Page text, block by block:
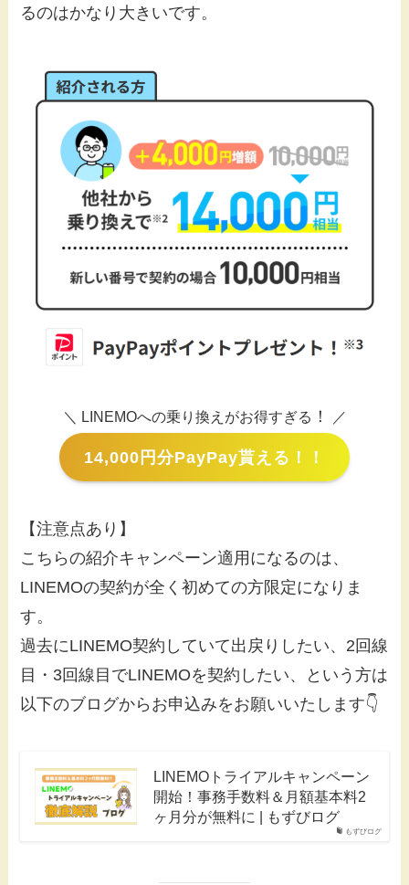
るのはかなり大きいです。
＼ LINEMOへの乗り換えがお得すぎる ！ ／
14,000円分PayPay貰える！！
【注意点あり】
こちらの紹介キャンペーン適用になるのは、
LINEMOの契約が全く初めての方限定になりま
す。
過去にLINEMO契約していて出戻りしたい、2回線
目・3回線目でLINEMOを契約したい、という方は
以下のブログからお申込みをお願いいたします👇
もずびログ
LINEMOトライアルキャンペーン
開始！事務手数料＆月額基本料2
ヶ月分が無料に | もずびログ